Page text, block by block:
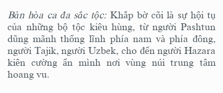
Bản hòa ca đa sắc tộc:Khắp bờ cõi là sự hội tụ
của những bộ tộc kiêu hùng, từ người Pashtun
dũng mãnh thống lĩnh phía nam và phía đông,
người Tajik, người Uzbek, cho đến người Hazara
kiên cường ẩn mình nơi vùng núi trung tâm
hoang vu.